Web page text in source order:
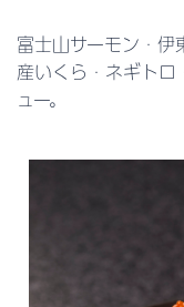
富士山サーモン・伊
産いくら・ネギトロ
ュー。